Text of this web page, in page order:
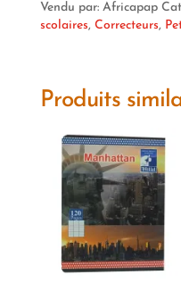
Vendu par: Africapap
scolaires, Correcteurs,
Produits